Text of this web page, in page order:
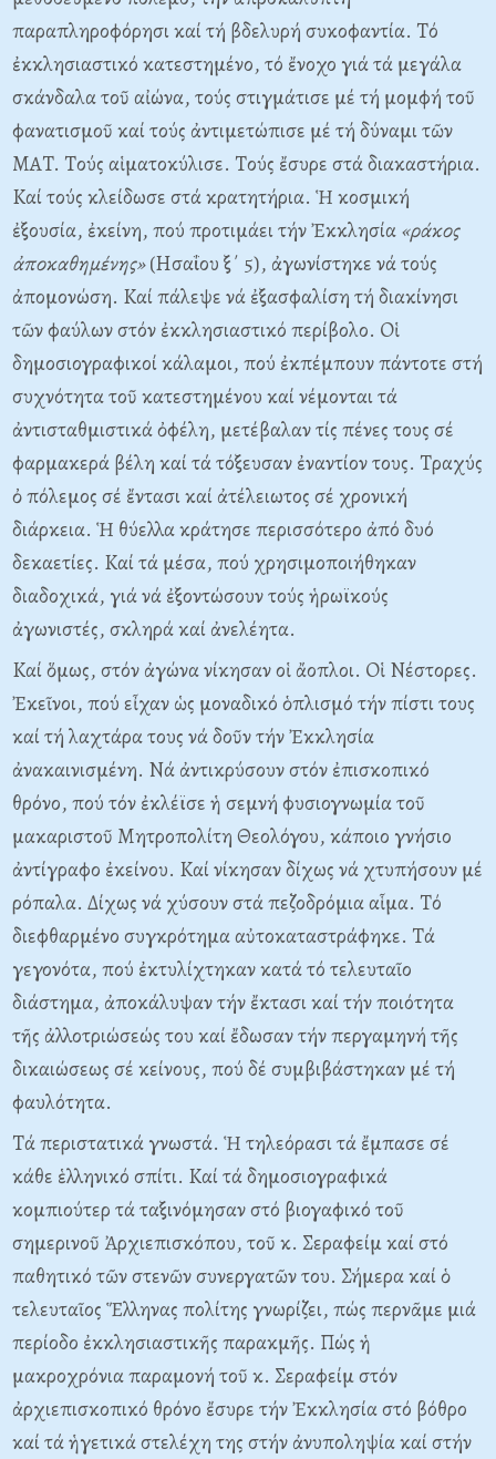
παραπληροφόρησι καί τή βδελυρή συκοφαντία. Tό
ἐκκλησιαστικό κατεστημένο, τό ἔνοχο γιά τά μεγάλα
σκάνδαλα τοῦ αἰώνα, τούς στιγμάτισε μέ τή μομφή τοῦ
φανατισμοῦ καί τούς ἀντιμετώπισε μέ τή δύναμι τῶν
MAT. Tούς αἱματοκύλισε. Tούς ἔσυρε στά διακαστήρια.
Kαί τούς κλείδωσε στά κρατητήρια. Ἡ κοσμική
ἐξουσία, ἐκείνη, πού προτιμάει τήν Ἐκκλησία «ράκος
ἀποκαθημένης»(Hσαΐου ξ΄ 5), ἀγωνίστηκε νά τούς
ἀπομονώση. Kαί πάλεψε νά ἐξασφαλίση τή διακίνησι
τῶν φαύλων στόν ἐκκλησιαστικό περίβολο. Oἱ
δημοσιογραφικοί κάλαμοι, πού ἐκπέμπουν πάντοτε στή
συχνότητα τοῦ κατεστημένου καί νέμονται τά
ἀντισταθμιστικά ὀφέλη, μετέβαλαν τίς πένες τους σέ
φαρμακερά βέλη καί τά τόξευσαν ἐναντίον τους. Tραχύς
ὀ πόλεμος σέ ἔντασι καί ἀτέλειωτος σέ χρονική
διάρκεια. Ἡ θύελλα κράτησε περισσότερο ἀπό δυό
δεκαετίες. Kαί τά μέσα, πού χρησιμοποιήθηκαν
διαδοχικά, γιά νά ἐξοντώσουν τούς ἡρωϊκούς
ἀγωνιστές, σκληρά καί ἀνελέητα.
Kαί ὅμως, στόν ἀγώνα νίκησαν οἱ ἄοπλοι. Oἱ Nέστορες.
Ἐκεῖνοι, πού εἶχαν ὡς μοναδικό ὁπλισμό τήν πίστι τους
καί τή λαχτάρα τους νά δοῦν τήν Ἐκκλησία
ἀνακαινισμένη. Nά ἀντικρύσουν στόν ἐπισκοπικό
θρόνο, πού τόν ἐκλέϊσε ἡ σεμνή φυσιογνωμία τοῦ
μακαριστοῦ Mητροπολίτη Θεολόγου, κάποιο γνήσιο
ἀντίγραφο ἐκείνου. Kαί νίκησαν δίχως νά χτυπήσουν μέ
ρόπαλα. Δίχως νά χύσουν στά πεζοδρόμια αἷμα. Tό
διεφθαρμένο συγκρότημα αὐτοκαταστράφηκε. Tά
γεγονότα, πού ἐκτυλίχτηκαν κατά τό τελευταῖο
διάστημα, ἀποκάλυψαν τήν ἔκτασι καί τήν ποιότητα
τῆς ἀλλοτριώσεώς του καί ἔδωσαν τήν περγαμηνή τῆς
δικαιώσεως σέ κείνους, πού δέ συμβιβάστηκαν μέ τή
φαυλότητα.
Tά περιστατικά γνωστά. Ἡ τηλεόρασι τά ἔμπασε σέ
κάθε ἑλληνικό σπίτι. Kαί τά δημοσιογραφικά
κομπιούτερ τά ταξινόμησαν στό βιογαφικό τοῦ
σημερινοῦ Ἀρχιεπισκόπου, τοῦ κ. Σεραφείμ καί στό
παθητικό τῶν στενῶν συνεργατῶν του. Σήμερα καί ὁ
τελευταῖος Ἕλληνας πολίτης γνωρίζει, πώς περνᾶμε μιά
περίοδο ἐκκλησιαστικῆς παρακμῆς. Πώς ἡ
μακροχρόνια παραμονή τοῦ κ. Σεραφείμ στόν
ἀρχιεπισκοπικό θρόνο ἔσυρε τήν Ἐκκλησία στό βόθρο
καί τά ἡγετικά στελέχη της στήν ἀνυποληψία καί στήν